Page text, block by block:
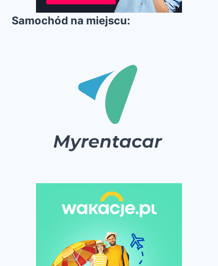
Samochód na miejscu: